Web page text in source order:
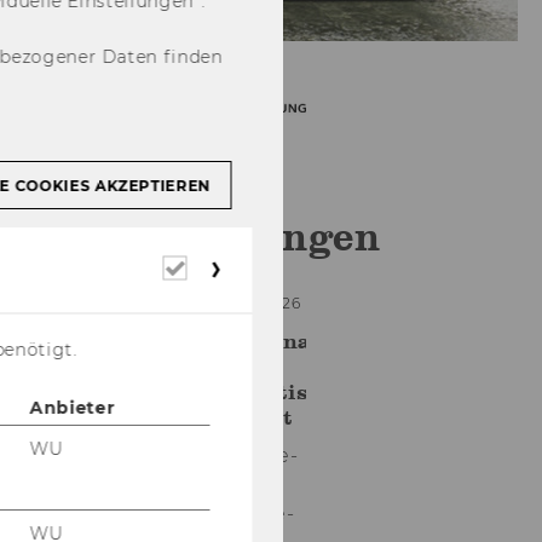
Veranstaltungen
04. August 2026
Fachseminar
Antisemitismus
und Recht
Auch in die­
ver­an­stal­te­
Daten finden
COOKIES AKZEPTIEREN
Erforderliche
Anbieter
WU
WU